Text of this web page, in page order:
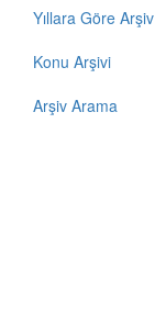
Yıllara Göre Arşiv
Konu Arşivi
Arşiv Arama